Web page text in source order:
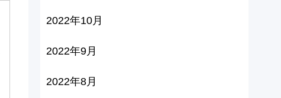
2022年10月
2022年9月
2022年8月